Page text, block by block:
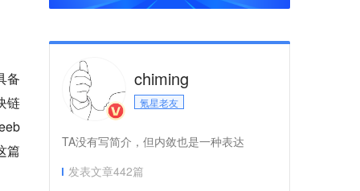
备
链
篇
chiming
氪星老友
TA没有写简介，但内敛也是一种表达
发表文章442篇